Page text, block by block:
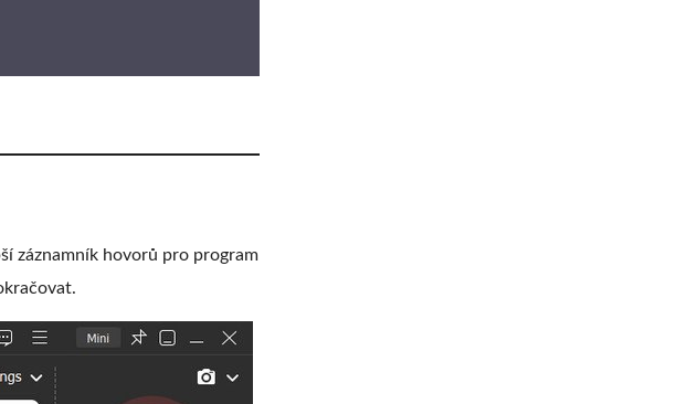
záznamník hovorů pro program